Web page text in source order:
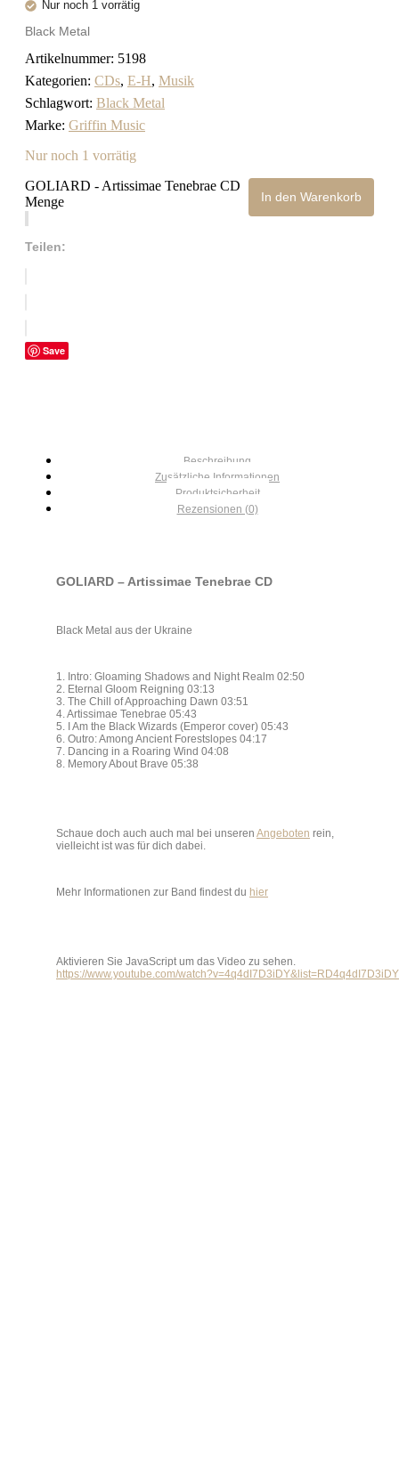
Nur noch 1 vorrätig
Black Metal
Artikelnummer: 5198
Kategorien: CDs, E-H, Musik
Schlagwort: Black Metal
Marke: Griffin Music
Nur noch 1 vorrätig
GOLIARD - Artissimae Tenebrae CD
Menge
In den Warenkorb
Teilen:
Save
Beschreibung
Zusätzliche Informationen
Produktsicherheit
Rezensionen (0)
GOLIARD – Artissimae Tenebrae CD
Black Metal aus der Ukraine
1. Intro: Gloaming Shadows and Night Realm 02:50
2. Eternal Gloom Reigning 03:13
3. The Chill of Approaching Dawn 03:51
4. Artissimae Tenebrae 05:43
5. I Am the Black Wizards (Emperor cover) 05:43
6. Outro: Among Ancient Forestslopes 04:17
7. Dancing in a Roaring Wind 04:08
8. Memory About Brave 05:38
Schaue doch auch auch mal bei unseren Angeboten rein,
vielleicht ist was für dich dabei.
Mehr Informationen zur Band findest du hier
Aktivieren Sie JavaScript um das Video zu sehen.
https://www.youtube.com/